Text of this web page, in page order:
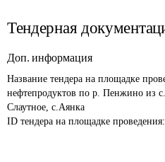
Тендерная
Доп. информация
Название тендера на площадке
нефтепродуктов по р. Пенжино из
Слаутное, с.Аянка
ID тендера на площадке проведения: